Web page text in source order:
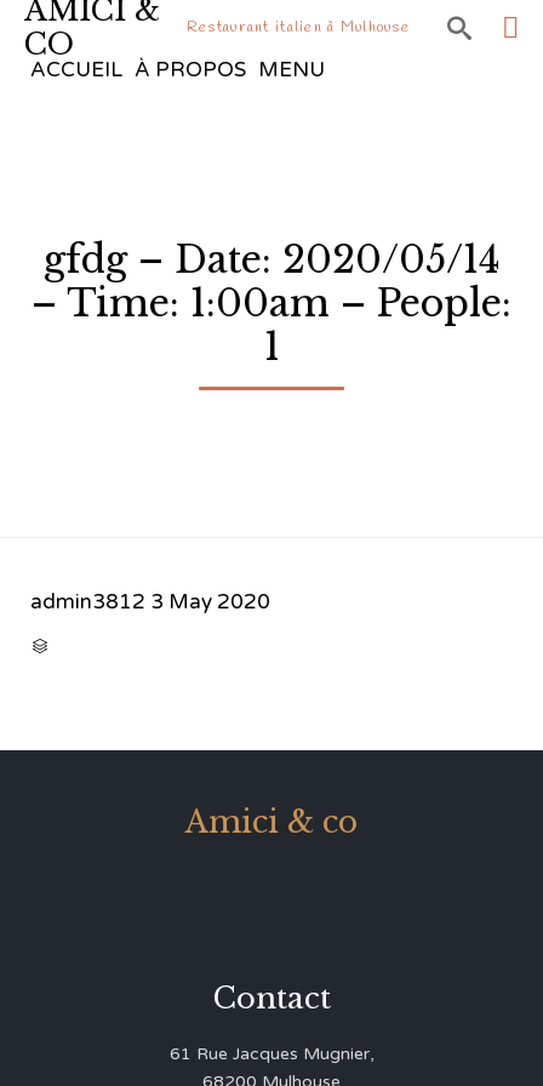
AMICI &
CO
Restaurant italien à Mulhouse 
ACCUEIL À PROPOS MENU
gfdg – Date: 2020/05/14
– Time: 1:00am – People:
1
admin3812 3 May 2020

Amici & co
Contact
61 Rue Jacques Mugnier,